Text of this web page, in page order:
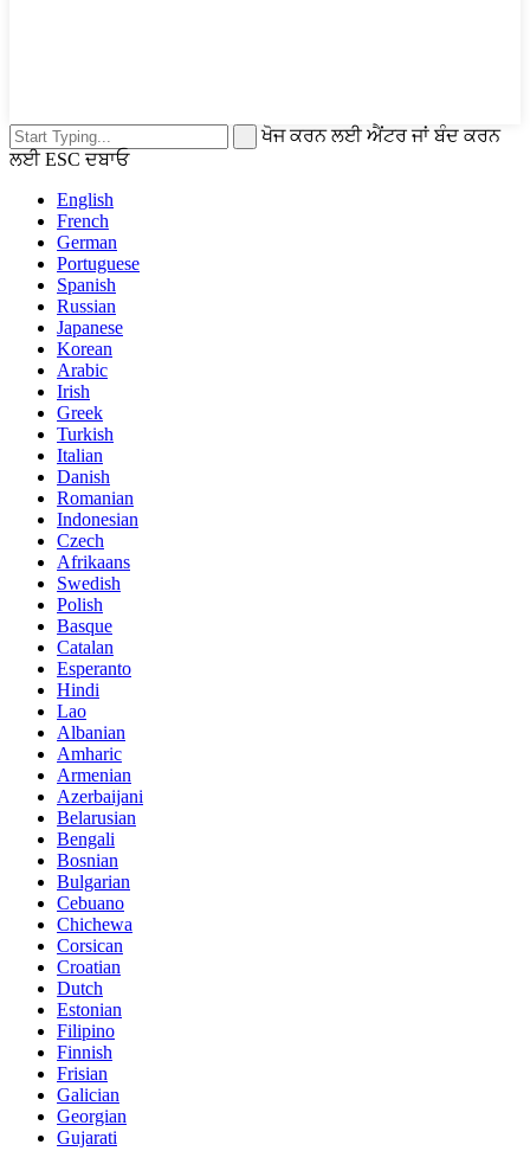
ਖੋਜ ਕਰਨ ਲਈ ਐਂਟਰ ਜਾਂ ਬੰਦ ਕਰਨ
ਲਈ ESC ਦਬਾਓ
English
French
German
Portuguese
Spanish
Russian
Japanese
Korean
Arabic
Irish
Greek
Turkish
Italian
Danish
Romanian
Indonesian
Czech
Afrikaans
Swedish
Polish
Basque
Catalan
Esperanto
Hindi
Lao
Albanian
Amharic
Armenian
Azerbaijani
Belarusian
Bengali
Bosnian
Bulgarian
Cebuano
Chichewa
Corsican
Croatian
Dutch
Estonian
Filipino
Finnish
Frisian
Galician
Georgian
Gujarati